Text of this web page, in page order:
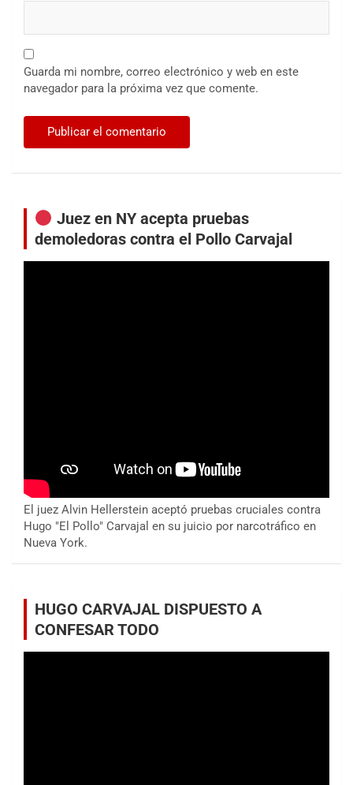
Guarda mi nombre, correo electrónico y web en este
navegador para la próxima vez que comente.
Juez en NY acepta pruebas
demoledoras contra el Pollo Carvajal
El juez Alvin Hellerstein aceptó pruebas cruciales contra
Hugo "El Pollo" Carvajal en su juicio por narcotráfico en
Nueva York.
HUGO CARVAJAL DISPUESTO A
CONFESAR TODO